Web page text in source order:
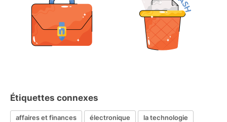
Étiquettes connexes
affaires et finances électronique
la technologie